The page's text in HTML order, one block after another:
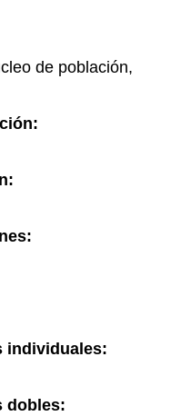
de población,
individuales:
dobles: